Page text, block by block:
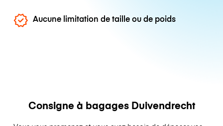
Aucune limitation de taille ou de poids
Consigne à bagages Duivendrecht